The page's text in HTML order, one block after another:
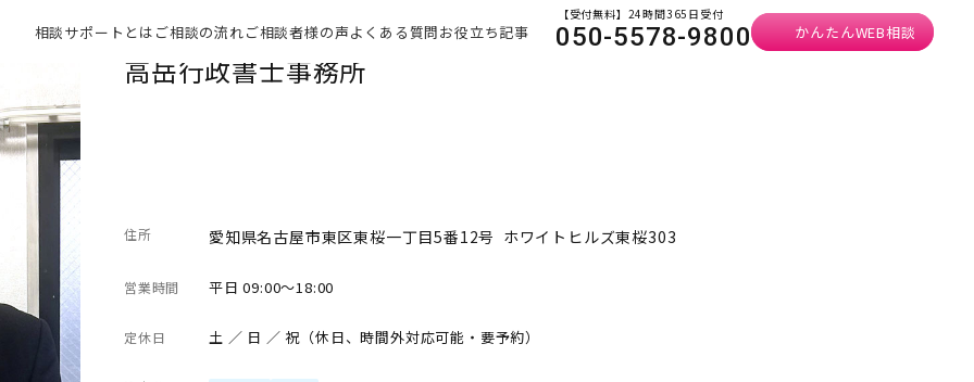
相談サポートとは ご相談の流れご相談者様の声よくある質問お役立ち記事
【受付無料】24時間365日受付
050-5578-9800 かんたんWEB相談
高岳行政書士事務所
住所 愛知県名古屋市東区東桜一丁目5番12号 ホワイトヒルズ東桜303
営業時間 平日 09:00～18:00
定休日 土 ／ 日 ／ 祝（休日、時間外対応可能・要予約）